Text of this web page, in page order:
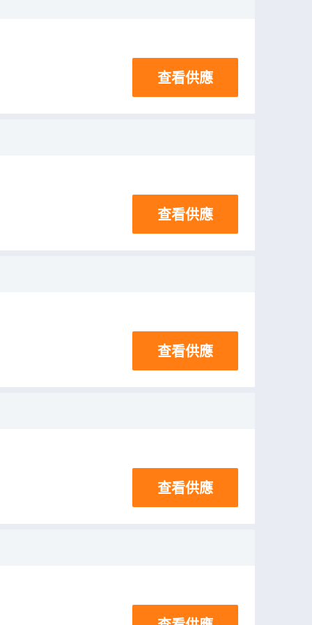
查看供應
查看供應
查看供應
查看供應